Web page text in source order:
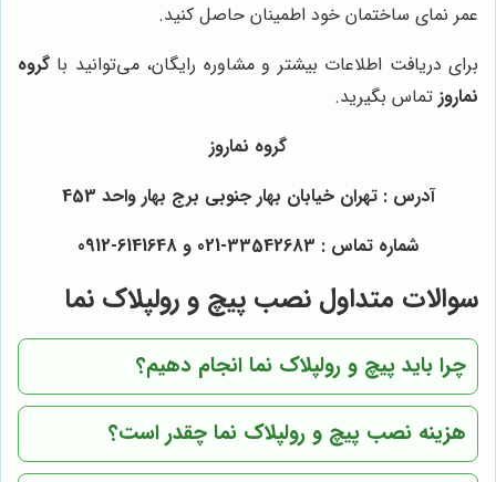
عمر نمای ساختمان خود اطمینان حاصل کنید.
برای دریافت اطلاعات بیشتر و مشاوره رایگان، می‌توانید با گروه
نماروز تماس بگیرید.
گروه نماروز
آدرس : تهران خیابان بهار جنوبی برج بهار واحد 453
شماره تماس : 33542683-021 و 6141648-0912
سوالات متداول نصب پیچ و رولپلاک نما
چرا باید پیچ و رولپلاک نما انجام دهیم؟
هزینه نصب پیچ و رولپلاک نما چقدر است؟